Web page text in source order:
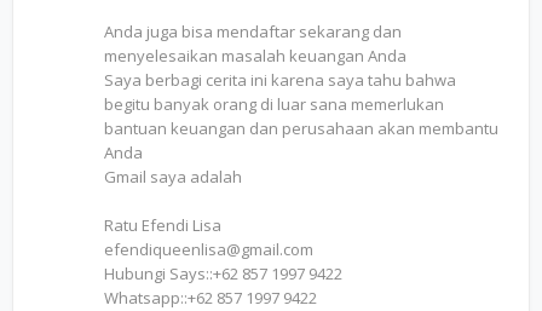
Anda juga bisa mendaftar sekarang dan
menyelesaikan masalah keuangan Anda
Saya berbagi cerita ini karena saya tahu bahwa
begitu banyak orang di luar sana memerlukan
bantuan keuangan dan perusahaan akan membantu
Anda
Gmail saya adalah
Ratu Efendi Lisa
efendiqueenlisa@gmail.com
Hubungi Says::+62 857 1997 9422
Whatsapp::+62 857 1997 9422